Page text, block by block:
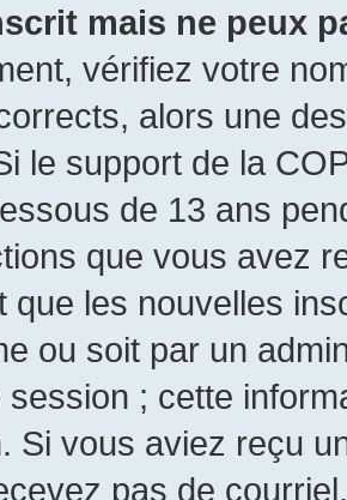
mais ne peux
vérifiez votre
alors une
le support de la
de 13 ans
que vous avez
que les nouvelles
ou soit par un
session ; cette
Si vous aviez reçu
pas de